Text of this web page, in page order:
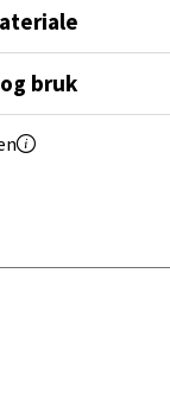
bruk